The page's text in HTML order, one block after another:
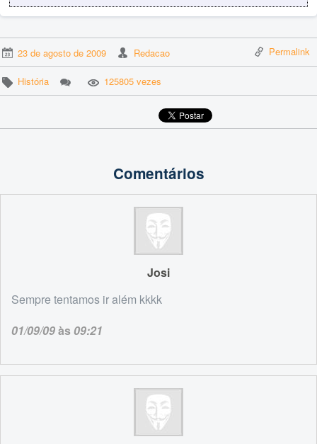
23 de agosto de 2009 Redacao Permalink
História 125805 vezes
Comentários
Josi
Sempre tentamos ir além kkkk
01/09/09às09:21